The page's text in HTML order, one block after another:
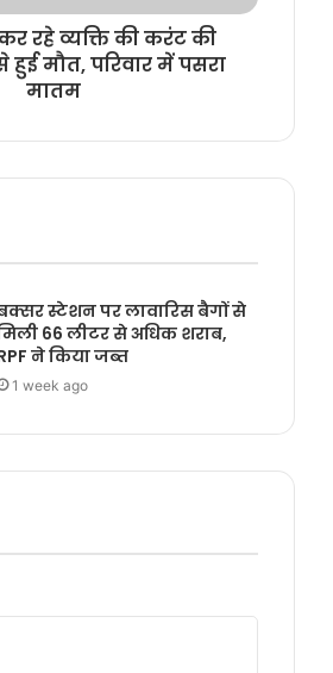
रहे व्यक्ति की करंट की
मौत, परिवार में पसरा
मातम
स्टेशन पर लावारिस बैगों से
66 लीटर से अधिक शराब,
ने किया जब्त
1 week ago